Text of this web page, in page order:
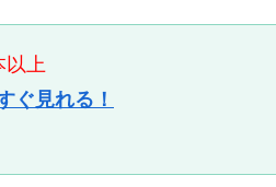
以上
ぐ見れる！